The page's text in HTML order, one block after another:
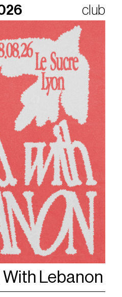
club
Lebanon